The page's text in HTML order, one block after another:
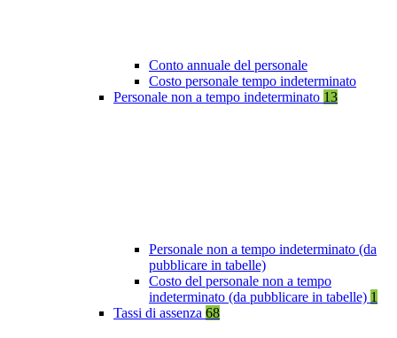
Conto annuale del personale
Costo personale tempo indeterminato
Personale non a tempo indeterminato 13
Personale non a tempo indeterminato (da
pubblicare in tabelle)
Costo del personale non a tempo
indeterminato (da pubblicare in tabelle) 1
Tassi di assenza 68